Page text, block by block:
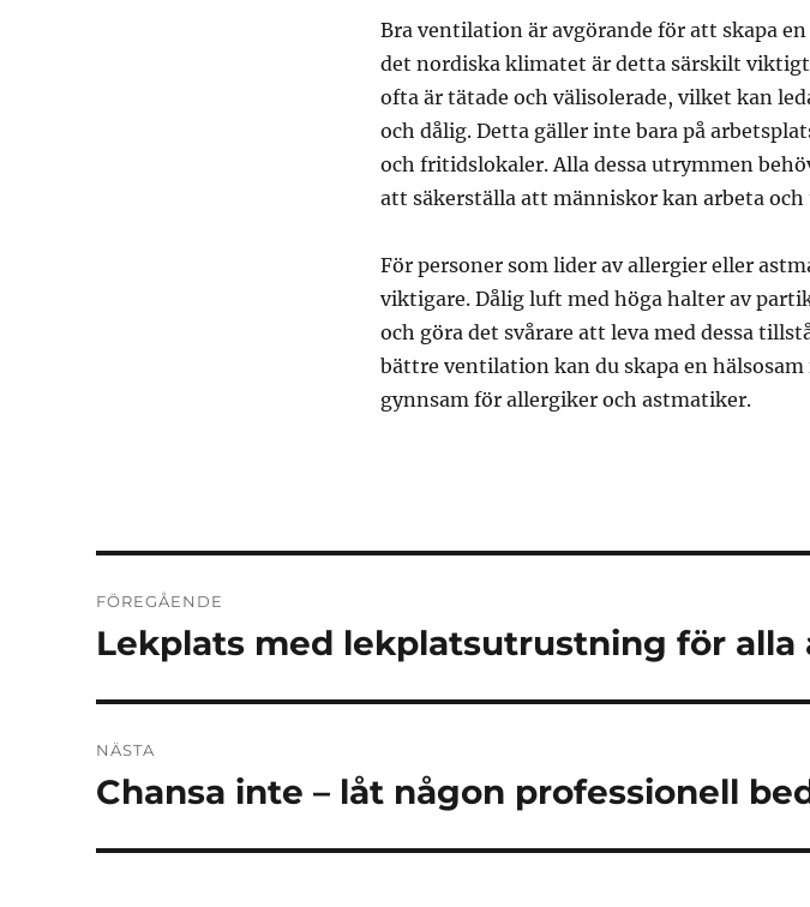
Bra ventilation är avgörande för att skapa
det nordiska klimatet är detta särskilt
ofta är tätade och välisolerade, vilket kan
och dålig. Detta gäller inte bara på
och fritidslokaler. Alla dessa utrymmen
att säkerställa att människor kan arbeta och
För personer som lider av allergier eller
viktigare. Dålig luft med höga halter av
och göra det svårare att leva med dessa
bättre ventilation kan du skapa en
gynnsam för allergiker och astmatiker.
FÖREGÅENDE
Föregående
Lekplats med lekplatsutrustning för alla
NÄSTA
Nästa
Chansa inte – låt någon professionell